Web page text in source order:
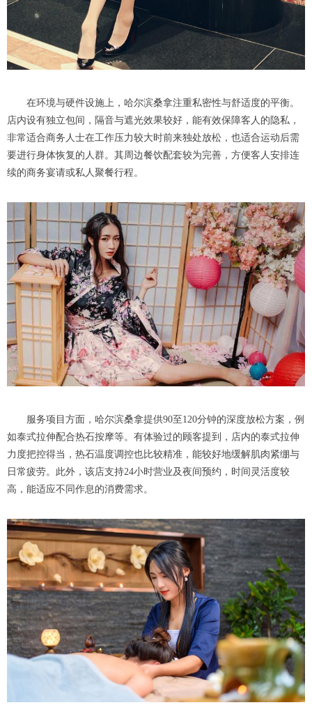
在环境与硬件设施上，哈尔滨桑拿注重私密性与舒适度的平衡。
店内设有独立包间，隔音与遮光效果较好，能有效保障客人的隐私，
非常适合商务人士在工作压力较大时前来独处放松，也适合运动后需
要进行身体恢复的人群。其周边餐饮配套较为完善，方便客人安排连
续的商务宴请或私人聚餐行程。
服务项目方面，哈尔滨桑拿提供90至120分钟的深度放松方案，例
如泰式拉伸配合热石按摩等。有体验过的顾客提到，店内的泰式拉伸
力度把控得当，热石温度调控也比较精准，能较好地缓解肌肉紧绷与
日常疲劳。此外，该店支持24小时营业及夜间预约，时间灵活度较
高，能适应不同作息的消费需求。